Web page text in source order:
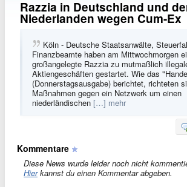
Razzia in Deutschland und
Niederlanden wegen Cum-Ex
Köln - Deutsche Staatsanwälte,
Finanzbeamte haben am Mittwochmorgen
großangelegte Razzia zu mutmaßlich
Aktiengeschäften gestartet. Wie das
(Donnerstagsausgabe) berichtet, richteten
Maßnahmen gegen ein Netzwerk um einen
niederländischen […] mehr
Kommentare
Diese News wurde leider noch nicht
Hierkannst du einen Kommentar abgeben.